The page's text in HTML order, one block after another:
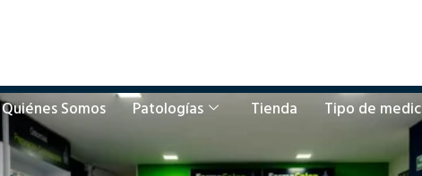
Quiénes Somos Patologías Tienda Tipo de